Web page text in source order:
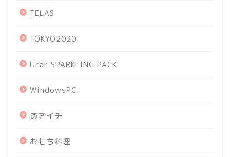
TELAS
TOKYO2020
Urar SPARKLING PACK
WindowsPC
あさイチ
おせち料理